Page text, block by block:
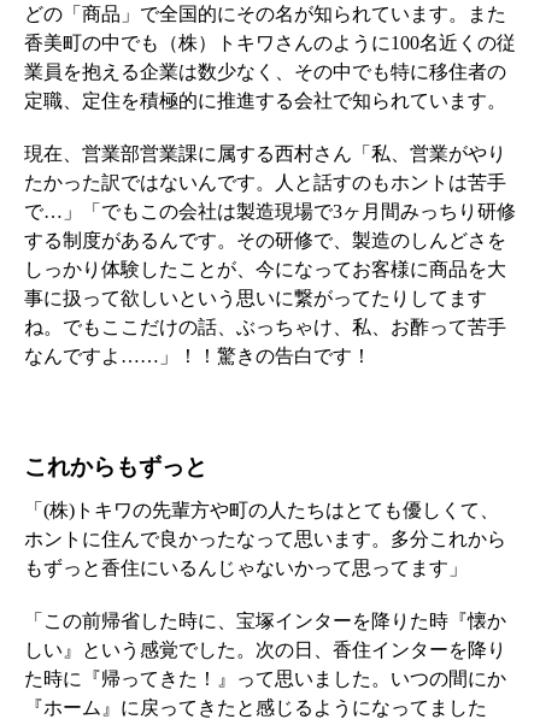
どの「商品」で全国的にその名が知られています。また
香美町の中でも（株）トキワさんのように100名近くの従
業員を抱える企業は数少なく、その中でも特に移住者の
定職、定住を積極的に推進する会社で知られています。
現在、営業部営業課に属する西村さん「私、営業がやり
たかった訳ではないんです。人と話すのもホントは苦手
で…」「でもこの会社は製造現場で3ヶ月間みっちり研修
する制度があるんです。その研修で、製造のしんどさを
しっかり体験したことが、今になってお客様に商品を大
事に扱って欲しいという思いに繋がってたりしてます
ね。でもここだけの話、ぶっちゃけ、私、お酢って苦手
なんですよ……」！！驚きの告白です！
これからもずっと
「(株)トキワの先輩方や町の人たちはとても優しくて、
ホントに住んで良かったなって思います。多分これから
もずっと香住にいるんじゃないかって思ってます」
「この前帰省した時に、宝塚インターを降りた時『懐か
しい』という感覚でした。次の日、香住インターを降り
た時に『帰ってきた！』って思いました。いつの間にか
『ホーム』に戻ってきたと感じるようになってました